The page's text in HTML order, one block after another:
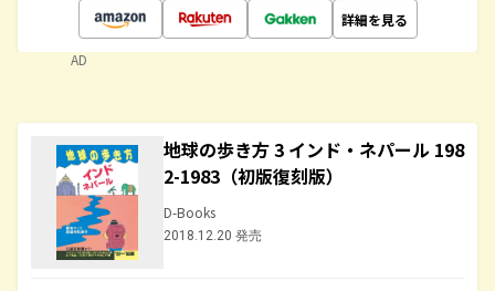
詳細を見る
AD
地球の歩き方 3 インド・ネパール 198
2-1983（初版復刻版）
D-Books
2018.12.20 発売